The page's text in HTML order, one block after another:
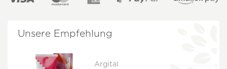
Unsere Empfehlung
Argital